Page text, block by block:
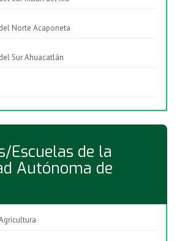
Norte Acaponeta
Sur Ahuacatlán
Escuelas de la
Autónoma de